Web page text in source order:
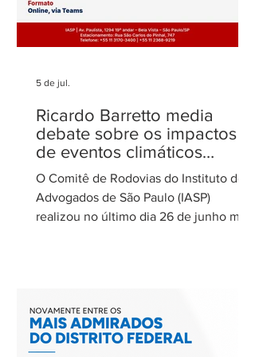
Ricardo Barretto media
debate sobre os impactos
de eventos climáticos
extremos nas concessões
de rodovias
O Comitê de Rodovias do Instituto dos
Advogados de São Paulo (IASP)
realizou no último dia 26 de junho mais
tratamento dos eventos climáticos
extremos nos contratos de concessão
rodoviária do Estado de São Paulo. A
5 de jul.